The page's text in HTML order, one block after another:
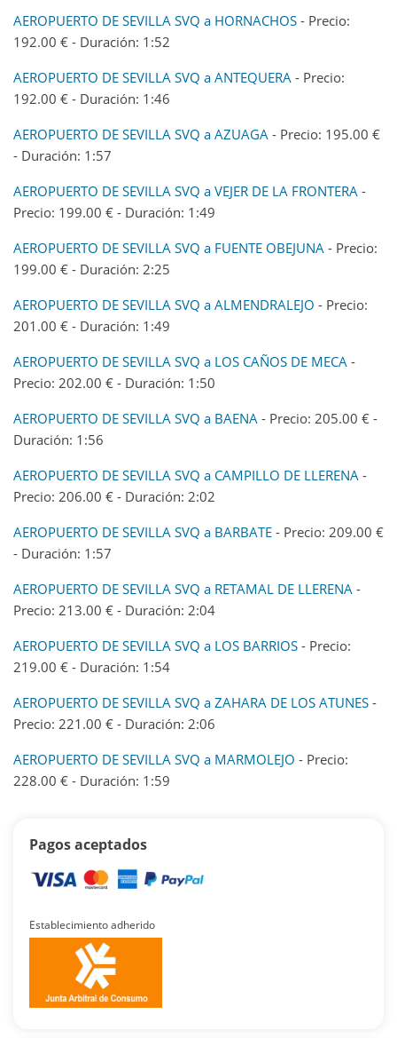
AEROPUERTO DE SEVILLA SVQ a HORNACHOS - Precio:
192.00 € - Duración: 1:52
AEROPUERTO DE SEVILLA SVQ a ANTEQUERA - Precio:
192.00 € - Duración: 1:46
AEROPUERTO DE SEVILLA SVQ a AZUAGA - Precio: 195.00 €
- Duración: 1:57
AEROPUERTO DE SEVILLA SVQ a VEJER DE LA FRONTERA -
Precio: 199.00 € - Duración: 1:49
AEROPUERTO DE SEVILLA SVQ a FUENTE OBEJUNA - Precio:
199.00 € - Duración: 2:25
AEROPUERTO DE SEVILLA SVQ a ALMENDRALEJO - Precio:
201.00 € - Duración: 1:49
AEROPUERTO DE SEVILLA SVQ a LOS CAÑOS DE MECA -
Precio: 202.00 € - Duración: 1:50
AEROPUERTO DE SEVILLA SVQ a BAENA - Precio: 205.00 € -
Duración: 1:56
AEROPUERTO DE SEVILLA SVQ a CAMPILLO DE LLERENA -
Precio: 206.00 € - Duración: 2:02
AEROPUERTO DE SEVILLA SVQ a BARBATE - Precio: 209.00 €
- Duración: 1:57
AEROPUERTO DE SEVILLA SVQ a RETAMAL DE LLERENA -
Precio: 213.00 € - Duración: 2:04
AEROPUERTO DE SEVILLA SVQ a LOS BARRIOS - Precio:
219.00 € - Duración: 1:54
AEROPUERTO DE SEVILLA SVQ a ZAHARA DE LOS ATUNES -
Precio: 221.00 € - Duración: 2:06
AEROPUERTO DE SEVILLA SVQ a MARMOLEJO - Precio:
228.00 € - Duración: 1:59
Pagos aceptados
Establecimiento adherido